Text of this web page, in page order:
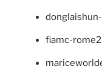
fiamc-